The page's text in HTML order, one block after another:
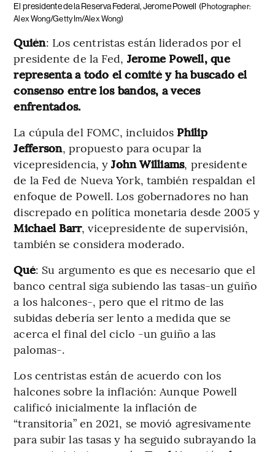
El presidente de la Reserva Federal, Jerome Powell (Photographer:
Alex Wong/Getty Im/Alex Wong)
Quién: Los centristas están liderados por el
presidente de la Fed, Jerome Powell, que
representa a todo el comité y ha buscado el
consenso entre los bandos, a veces
enfrentados.
La cúpula del FOMC, incluidos Philip
Jefferson, propuesto para ocupar la
vicepresidencia, yJohn Williams, presidente
de la Fed de Nueva York, también respaldan el
enfoque de Powell. Los gobernadores no han
discrepado en política monetaria desde 2005 y
Michael Barr, vicepresidente de supervisión,
también se considera moderado.
Qué: Su argumento es que es necesario que el
banco central siga subiendo las tasas-un guiño
a los halcones-, pero que el ritmo de las
subidas debería ser lento a medida que se
acerca el final del ciclo -un guiño a las
palomas-.
Los centristas están de acuerdo con los
halcones sobre la inflación: Aunque Powell
calificó inicialmente la inflación de
“transitoria” en 2021, se movió agresivamente
para subir las tasas y ha seguido subrayando la